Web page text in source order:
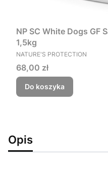
NP SC White Dogs GF
1,5kg
PRODUCENT
NATURE'S PROTECTION
Cena
68,00 zł
Do koszyka
Opis